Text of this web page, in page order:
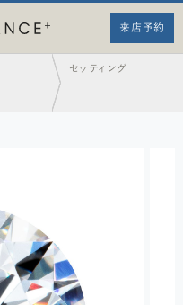
来店予約
セッティング